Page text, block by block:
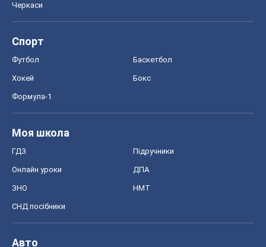
Черкаси
Спорт
Футбол Баскетбол
Хокей Бокс
Формула-1
Моя школа
ГДЗ Підручники
Онлайн уроки ДПА
ЗНО НМТ
СНД посібники
Авто